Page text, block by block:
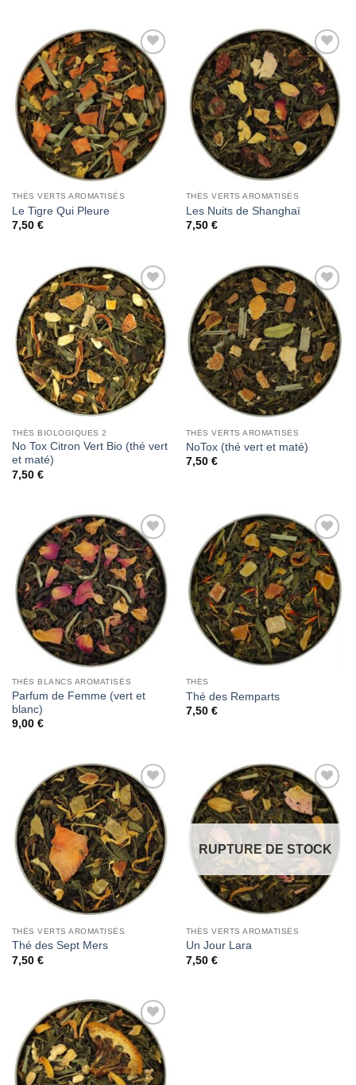
Add to
Wishlist
THÉS VERTS AROMATISÉS
Le Tigre Qui Pleure
7,50 €
Add to
Wishlist
THÉS VERTS AROMATISÉS
Les Nuits de Shanghaï
7,50 €
Add to
Wishlist
THÉS BIOLOGIQUES 2
No Tox Citron Vert Bio (thé vert
et maté)
7,50 €
Add to
Wishlist
THÉS VERTS AROMATISÉS
NoTox (thé vert et maté)
7,50 €
Add to
Wishlist
THÉS BLANCS AROMATISÉS
Parfum de Femme (vert et
blanc)
9,00 €
Add to
Wishlist
THÉS
Thé des Remparts
7,50 €
Add to
Wishlist
THÉS VERTS AROMATISÉS
Thé des Sept Mers
7,50 €
Add to
Wishlist
RUPTURE DE STOCK
THÉS VERTS AROMATISÉS
Un Jour Lara
7,50 €
Add to
Wishlist